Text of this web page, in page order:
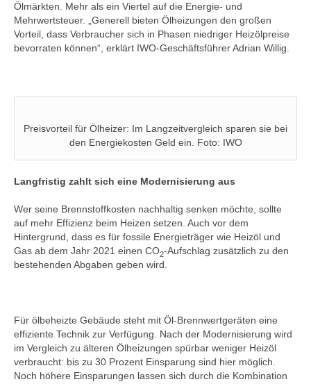
Ölmärkten. Mehr als ein Viertel auf die Energie- und
Mehrwertsteuer. „Generell bieten Ölheizungen den großen
Vorteil, dass Verbraucher sich in Phasen niedriger Heizölpreise
bevorraten können“, erklärt IWO-Geschäftsführer Adrian Willig.
Preisvorteil für Ölheizer: Im Langzeitvergleich sparen sie bei
den Energiekosten Geld ein. Foto: IWO
Langfristig zahlt sich eine Modernisierung aus
Wer seine Brennstoffkosten nachhaltig senken möchte, sollte
auf mehr Effizienz beim Heizen setzen. Auch vor dem
Hintergrund, dass es für fossile Energieträger wie Heizöl und
Gas ab dem Jahr 2021 einen CO2-Aufschlag zusätzlich zu den
bestehenden Abgaben geben wird.
Für ölbeheizte Gebäude steht mit Öl-Brennwertgeräten eine
effiziente Technik zur Verfügung. Nach der Modernisierung wird
im Vergleich zu älteren Ölheizungen spürbar weniger Heizöl
verbraucht: bis zu 30 Prozent Einsparung sind hier möglich.
Noch höhere Einsparungen lassen sich durch die Kombination